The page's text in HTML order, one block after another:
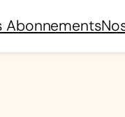
Abonnements